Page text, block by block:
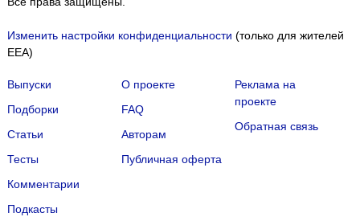
Изменить настройки конфиденциальности (только для жителей
EEA)
Выпуски
Подборки
Статьи
Тесты
Комментарии
Подкасты
О проекте
FAQ
Авторам
Публичная оферта
Реклама на
проекте
Обратная связь